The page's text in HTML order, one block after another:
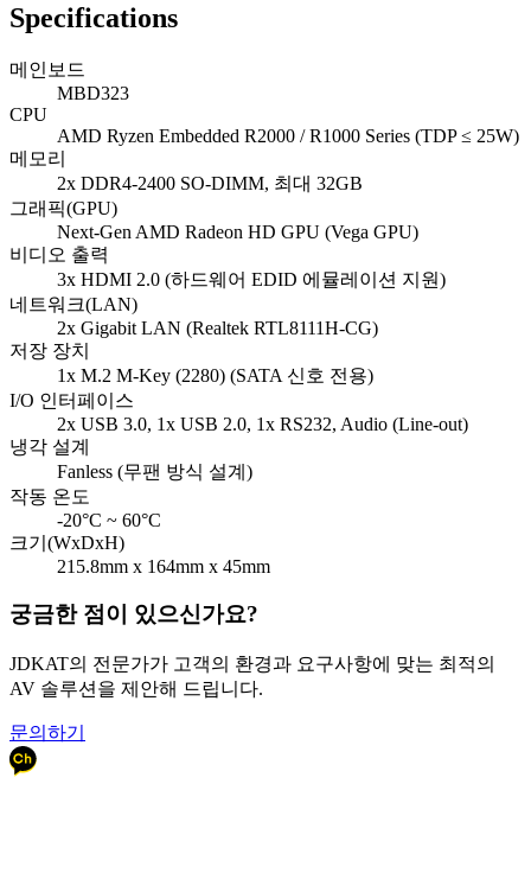
Specifications
메인보드
MBD323
CPU
AMD Ryzen Embedded R2000 / R1000 Series (TDP ≤ 25W)
메모리
2x DDR4-2400 SO-DIMM, 최대 32GB
그래픽(GPU)
Next-Gen AMD Radeon HD GPU (Vega GPU)
비디오 출력
3x HDMI 2.0 (하드웨어 EDID 에뮬레이션 지원)
네트워크(LAN)
2x Gigabit LAN (Realtek RTL8111H-CG)
저장 장치
1x M.2 M-Key (2280) (SATA 신호 전용)
I/O 인터페이스
2x USB 3.0, 1x USB 2.0, 1x RS232, Audio (Line-out)
냉각 설계
Fanless (무팬 방식 설계)
작동 온도
-20°C ~ 60°C
크기(WxDxH)
215.8mm x 164mm x 45mm
궁금한 점이 있으신가요?
JDKAT의 전문가가 고객의 환경과 요구사항에 맞는 최적의
AV 솔루션을 제안해 드립니다.
문의하기